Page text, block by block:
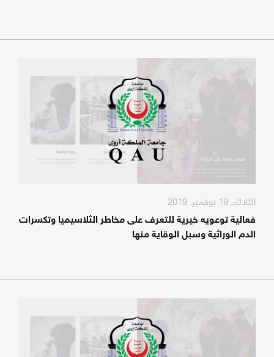
الثلاثاء, 19 نوفمبر, 2019
فعالية توعويه خيرية للتعرف على مخاطر الثلاسيميا وتكسرات
الدم الوراثية وسبل الوقاية منها